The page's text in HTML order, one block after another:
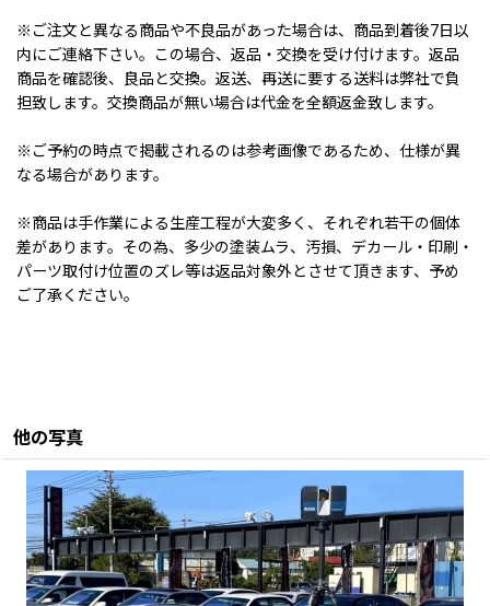
※ご注文と異なる商品や不良品があった場合は、商品到着後7日以
内にご連絡下さい。この場合、返品・交換を受け付けます。返品
商品を確認後、良品と交換。返送、再送に要する送料は弊社で負
担致します。交換商品が無い場合は代金を全額返金致します。
※ご予約の時点で掲載されるのは参考画像であるため、仕様が異
なる場合があります。
※商品は手作業による生産工程が大変多く、それぞれ若干の個体
差があります。その為、多少の塗装ムラ、汚損、デカール・印刷・
パーツ取付け位置のズレ等は返品対象外とさせて頂きます、予め
ご了承ください。
他の写真